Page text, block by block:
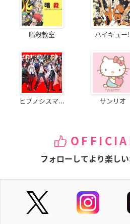
暗殺教室 ハイキュー
ヒプノシスマ... サンリオ
フォローしてより楽し